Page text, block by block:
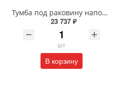
Тумба под раковину напольная EQUIL Найс 60 см tnNICE60.2Y-05 белая
23 737 ₽
шт
В корзину